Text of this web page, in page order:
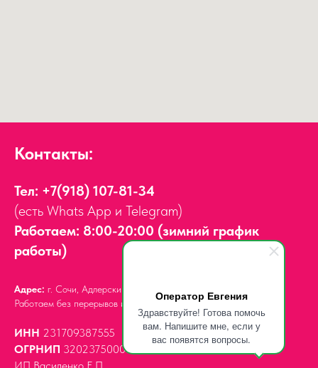
Оператор Евгения
Здравствуйте! Готова помочь
вам. Напишите мне, если у
вас появятся вопросы.
Контакты:
Тел: +7(918) 107-81-34
(есть Whats App и Telegram)
Работаем: 8:00-20:00 (зимний график
работы)
Адрес: г. Сочи, Адлерский район,
Работаем без перерывов и выходных.
ИНН 231709387555
ОГРНИП 320237500061539
ИП Василенко Е.П.